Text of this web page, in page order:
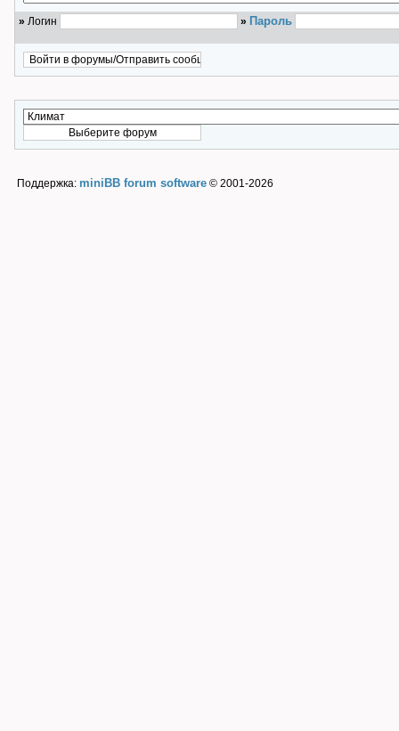
» Логин » Пароль
Поддержка: miniBB forum software © 2001-2026